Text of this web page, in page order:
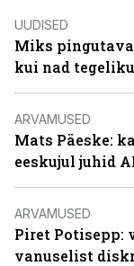
UUDISED
Miks
kui nad
ARVAMUSED
Mats Päeske:
eeskujul juhid
ARVAMUSED
Piret Potisepp:
vanuselist